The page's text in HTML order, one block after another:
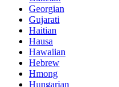
Georgian
Gujarati
Haitian
Hausa
Hawaiian
Hebrew
Hmong
Hungarian